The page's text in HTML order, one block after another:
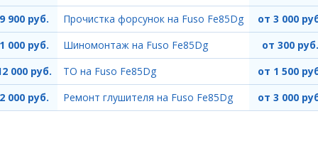
900 руб.
000 руб.
000 руб.
000 руб.
Прочистка форсунок на Fuso Fe85Dg
от 3 000
Шиномонтаж на Fuso Fe85Dg
от 300 руб.
ТО на Fuso Fe85Dg
от 1 500
Ремонт глушителя на Fuso Fe85Dg
от 3 000